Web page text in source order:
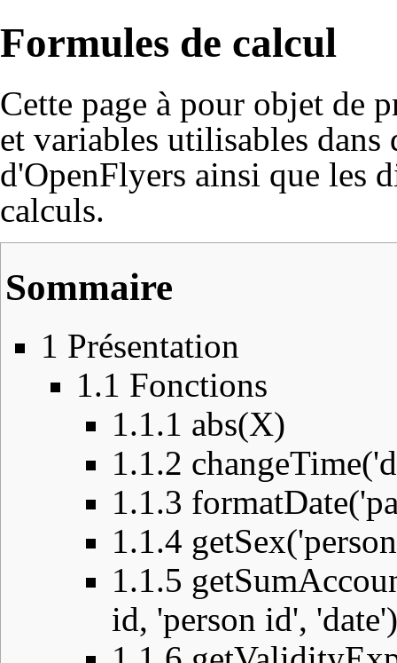
Formules de calcul
Cette page à pour objet de
et variables utilisables dans
d'OpenFlyers ainsi que les
calculs.
Sommaire
1 Présentation
1.1 Fonctions
1.1.1 abs(X)
1.1.2
1.1.3
1.1.4
1.1.5
id, 'person id', 'date')